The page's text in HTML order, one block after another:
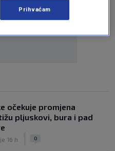
očekuje promjena
pljuskovi, bura i pad
16 h 0
Prihvaćam